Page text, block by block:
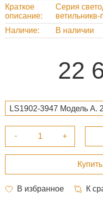
Краткое
описание
Серия
Наличие
В наличии
22
LS1902-3947 Модель A.